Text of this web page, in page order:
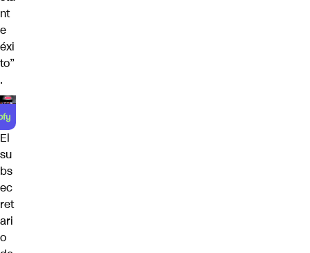
nt
e
éxi
to”
.
El
su
bs
ec
ret
ari
o